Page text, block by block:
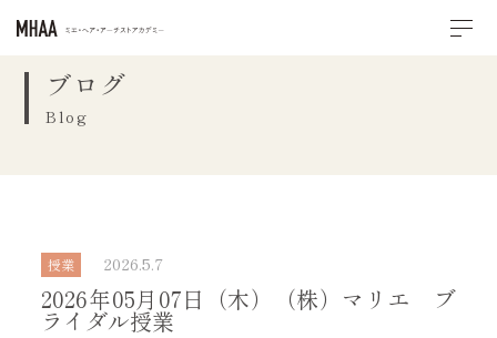
ブログ
Blog
授業 2026.5.7
2026年05月07日（木）（株）マリエ ブ
ライダル授業